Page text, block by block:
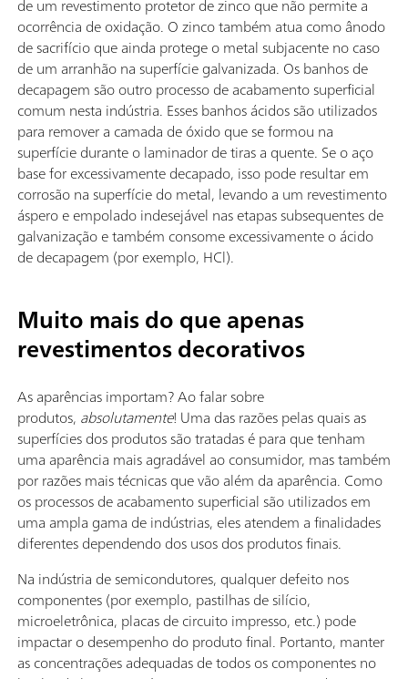
de um revestimento protetor de zinco que não permite a
ocorrência de oxidação. O zinco também atua como ânodo
de sacrifício que ainda protege o metal subjacente no caso
de um arranhão na superfície galvanizada. Os banhos de
decapagem são outro processo de acabamento superficial
comum nesta indústria. Esses banhos ácidos são utilizados
para remover a camada de óxido que se formou na
superfície durante o laminador de tiras a quente. Se o aço
base for excessivamente decapado, isso pode resultar em
corrosão na superfície do metal, levando a um revestimento
áspero e empolado indesejável nas etapas subsequentes de
galvanização e também consome excessivamente o ácido
de decapagem (por exemplo, HCl).
Muito mais do que apenas
revestimentos decorativos
As aparências importam? Ao falar sobre
produtos, absolutamente! Uma das razões pelas quais as
superfícies dos produtos são tratadas é para que tenham
uma aparência mais agradável ao consumidor, mas também
por razões mais técnicas que vão além da aparência. Como
os processos de acabamento superficial são utilizados em
uma ampla gama de indústrias, eles atendem a finalidades
diferentes dependendo dos usos dos produtos finais.
Na indústria de semicondutores, qualquer defeito nos
componentes (por exemplo, pastilhas de silício,
microeletrônica, placas de circuito impresso, etc.) pode
impactar o desempenho do produto final. Portanto, manter
as concentrações adequadas de todos os componentes no